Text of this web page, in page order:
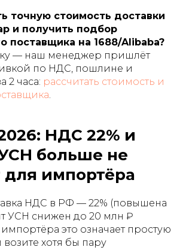
точную стоимость доставки
и получить подбор
поставщика на 1688/Alibaba?
— наш менеджер пришлёт
по НДС, пошлине и
2 часа: рассчитать стоимость и
НДС 22% и
больше не
для импортёра
НДС в РФ — 22% (повышена
УСН снижен до 20 млн ₽
это означает простую
хотя бы пару